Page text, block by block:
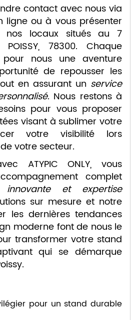
contact avec nous via
ligne ou à vous présenter
nos locaux situés au 7
78300. Chaque
nous une aventure
de repousser les
en assurant un service
. Nous restons à
pour vous proposer
visant à sublimer votre
votre visibilité lors
votre secteur.
ATYPIC ONLY, vous
complet
innovante et expertise
sur mesure et notre
les dernières tendances
moderne font de nous le
transformer votre stand
qui se démarque
pour un stand durable